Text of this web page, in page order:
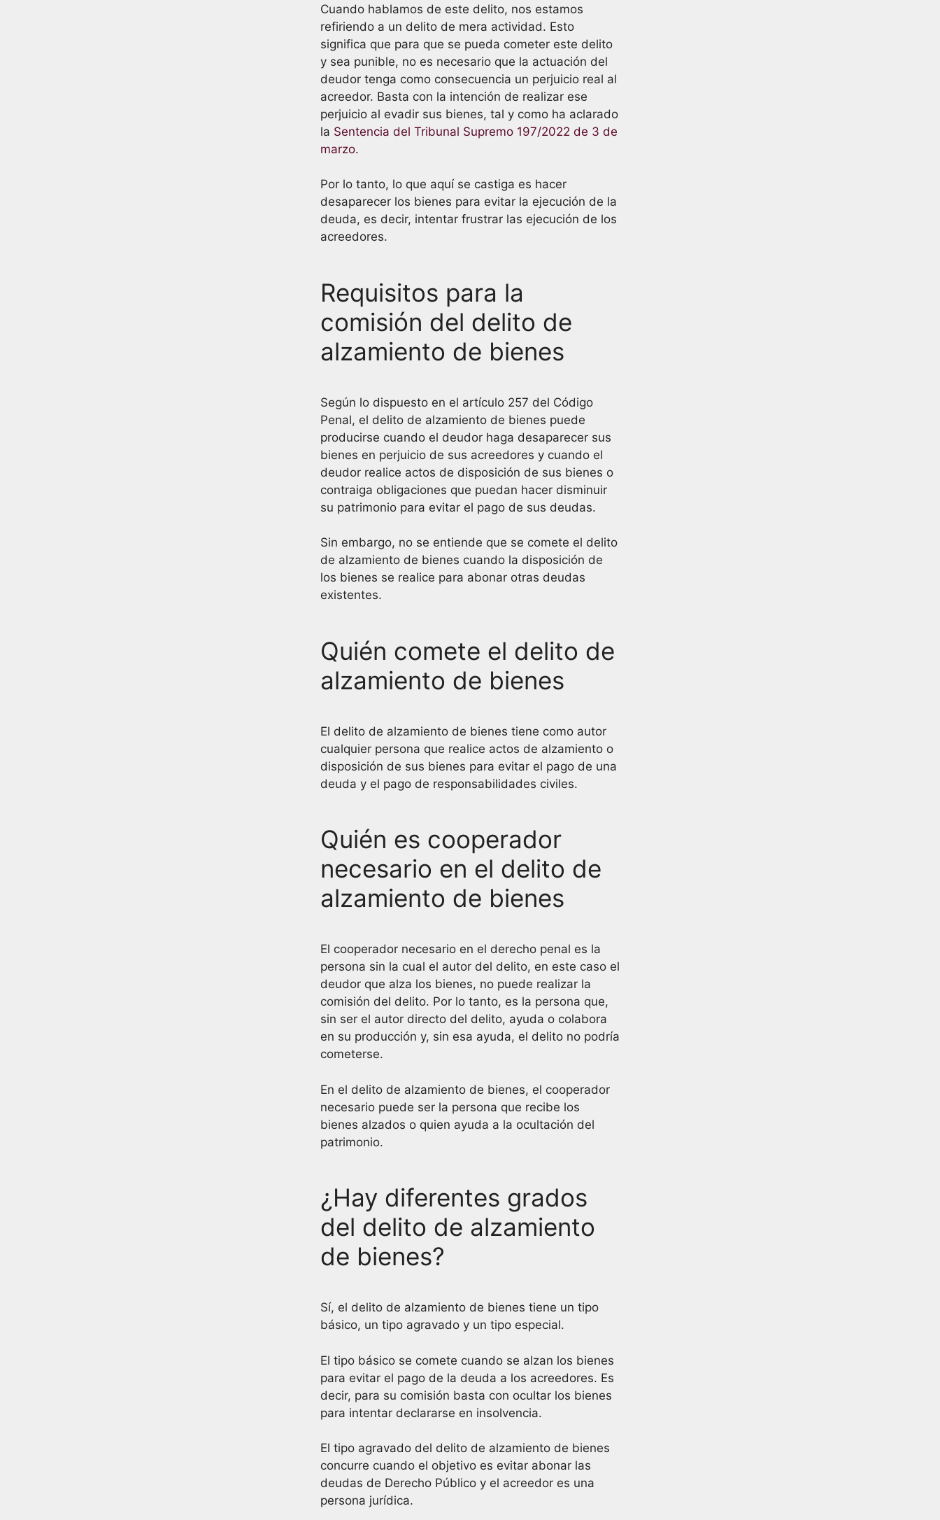
Cuando hablamos de este delito, nos estamos
refiriendo a un delito de mera actividad. Esto
significa que para que se pueda cometer este delito
y sea punible, no es necesario que la actuación del
deudor tenga como consecuencia un perjuicio real al
acreedor. Basta con la intención de realizar ese
perjuicio al evadir sus bienes, tal y como ha aclarado
la Sentencia del Tribunal Supremo 197/2022 de 3 de
marzo.
Por lo tanto, lo que aquí se castiga es hacer
desaparecer los bienes para evitar la ejecución de la
deuda, es decir, intentar frustrar las ejecución de los
acreedores.
Requisitos para la
comisión del delito de
alzamiento de bienes
Según lo dispuesto en el artículo 257 del Código
Penal, el delito de alzamiento de bienes puede
producirse cuando el deudor haga desaparecer sus
bienes en perjuicio de sus acreedores y cuando el
deudor realice actos de disposición de sus bienes o
contraiga obligaciones que puedan hacer disminuir
su patrimonio para evitar el pago de sus deudas.
Sin embargo, no se entiende que se comete el delito
de alzamiento de bienes cuando la disposición de
los bienes se realice para abonar otras deudas
existentes.
Quién comete el delito de
alzamiento de bienes
El delito de alzamiento de bienes tiene como autor
cualquier persona que realice actos de alzamiento o
disposición de sus bienes para evitar el pago de una
deuda y el pago de responsabilidades civiles.
Quién es cooperador
necesario en el delito de
alzamiento de bienes
El cooperador necesario en el derecho penal es la
persona sin la cual el autor del delito, en este caso el
deudor que alza los bienes, no puede realizar la
comisión del delito. Por lo tanto, es la persona que,
sin ser el autor directo del delito, ayuda o colabora
en su producción y, sin esa ayuda, el delito no podría
cometerse.
En el delito de alzamiento de bienes, el cooperador
necesario puede ser la persona que recibe los
bienes alzados o quien ayuda a la ocultación del
patrimonio.
¿Hay diferentes grados
del delito de alzamiento
de bienes?
Sí, el delito de alzamiento de bienes tiene un tipo
básico, un tipo agravado y un tipo especial.
El tipo básico se comete cuando se alzan los bienes
para evitar el pago de la deuda a los acreedores. Es
decir, para su comisión basta con ocultar los bienes
para intentar declararse en insolvencia.
El tipo agravado del delito de alzamiento de bienes
concurre cuando el objetivo es evitar abonar las
deudas de Derecho Público y el acreedor es una
persona jurídica.